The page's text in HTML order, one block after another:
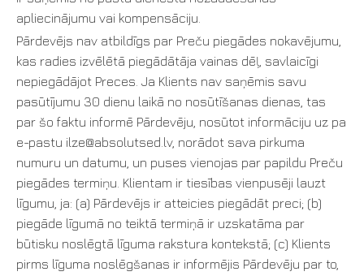
apliecinājumu vai kompensāciju.
Pārdevējs nav atbildīgs par Preču piegādes nokavējumu,
kas radies izvēlētā piegādātāja vainas dēļ, savlaicīgi
nepiegādājot Preces. Ja Klients nav saņēmis savu
pasūtījumu 30 dienu laikā no nosūtīšanas dienas, tas
par šo faktu informē Pārdevēju, nosūtot informāciju uz pa
e-pastu ilze@absolutsed.lv, norādot sava pirkuma
numuru un datumu, un puses vienojas par papildu Preču
piegādes termiņu. Klientam ir tiesības vienpusēji lauzt
līgumu, ja: (a) Pārdevējs ir atteicies piegādāt preci; (b)
piegāde līgumā no teiktā termiņā ir uzskatāma par
būtisku noslēgtā līguma rakstura kontekstā; (c) Klients
pirms līguma noslēgšanas ir informējis Pārdevēju par to,